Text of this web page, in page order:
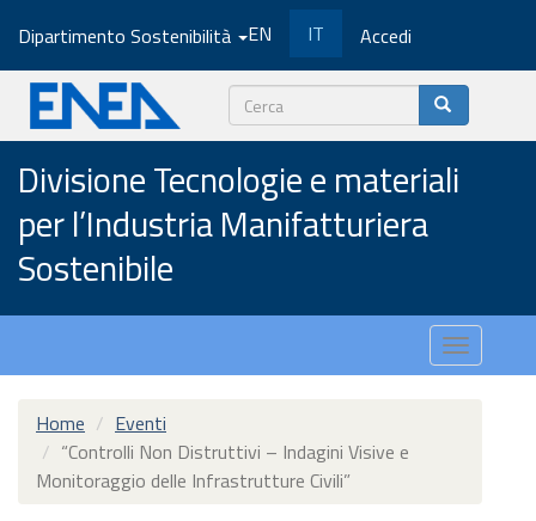
contenuto
principale
Dipartimento Sostenibilità EN IT Accedi
Cerca
Divisione Tecnologie e materiali
per l’Industria Manifatturiera
Sostenibile
Toggle
Home
Eventi
“Controlli Non Distruttivi – Indagini Visive e
Monitoraggio delle Infrastrutture Civili”